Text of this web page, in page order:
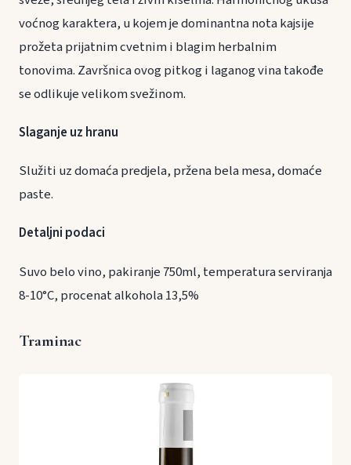
voćnog karaktera, u kojem je dominantna nota kajsije
prožeta prijatnim cvetnim i blagim herbalnim
tonovima. Završnica ovog pitkog i laganog vina takođe
se odlikuje velikom svežinom.
Slaganje uz hranu
Služiti uz domaća predjela, pržena bela mesa, domaće
paste.
Detaljni podaci
Suvo belo vino, pakiranje 750ml, temperatura serviranja
8-10°C, procenat alkohola 13,5%
Traminac